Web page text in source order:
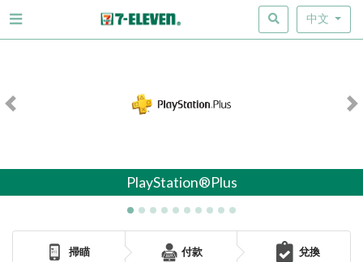
中文
PlayStation®Plus
Previous
掃瞄 付款 兌換